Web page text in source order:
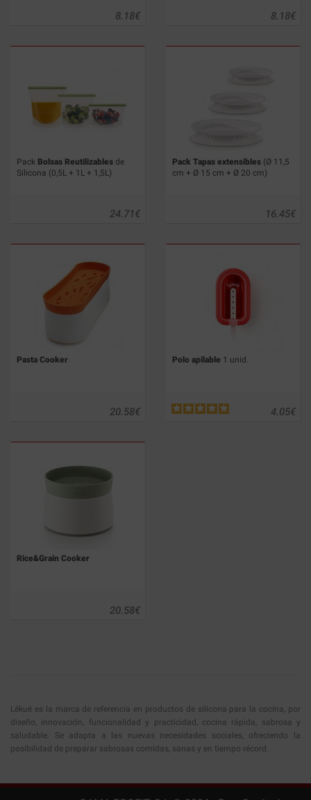
€
8.18 €
8.18
Pack Bolsas Reutilizables de
Silicona (0,5L + 1L + 1,5L)
€
24.71
Pack Tapas extensibles (Ø 11,5
cm + Ø 15 cm + Ø 20 cm)
€
16.45
Pasta Cooker
€
20.58
Polo apilable 1 unid.
€
4.05
Rice&Grain Cooker
€
20.58
Lékué es la marca de referencia en productos de silicona para la cocina, por
diseño, innovación, funcionalidad y practicidad, cocina rápida, sabrosa y
saludable. Se adapta a las nuevas necesidades sociales, ofreciendo la
posibilidad de preparar sabrosas comidas, sanas y en tiempo récord.